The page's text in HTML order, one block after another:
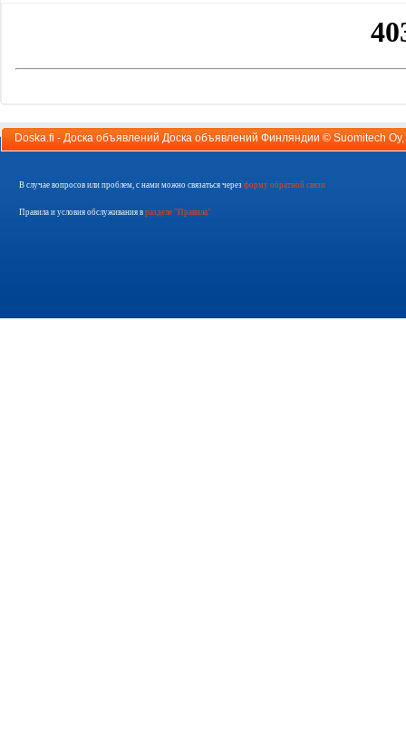
Doska.fi - Доска объявлений Доска объявлений Финляндии © Suomitech Oy
В случае вопросов или проблем, с нами можно связаться через форму обратной связи
Правила и условия обслуживания в разделе "Правила"